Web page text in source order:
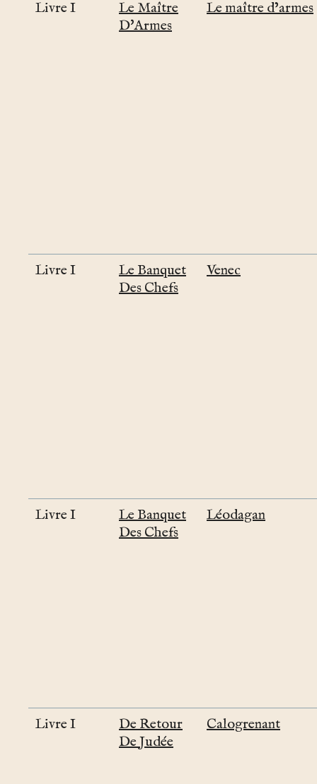
Livre I
Le Maître
D'Armes
Le maître d’armes
Livre I
Le Banquet
Des Chefs
Venec
Livre I
Le Banquet
Des Chefs
Léodagan
Livre I
De Retour
De Judée
Calogrenant